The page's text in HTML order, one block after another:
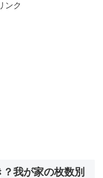
ンク
我が家の枚数別